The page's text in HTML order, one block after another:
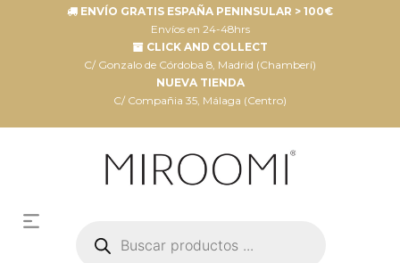
ENVÍO GRATIS ESPAÑA PENINSULAR > 100€
Envíos en 24-48hrs
CLICK AND COLLECT
C/ Gonzalo de Córdoba 8, Madrid (Chamberí)
NUEVA TIENDA
C/ Compañia 35, Málaga (Centro)
productos